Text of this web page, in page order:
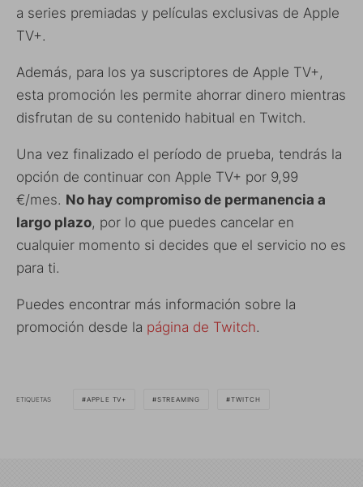
a series premiadas y películas exclusivas de Apple
TV+.
Además, para los ya suscriptores de Apple TV+,
esta promoción les permite ahorrar dinero mientras
disfrutan de su contenido habitual en Twitch.
Una vez finalizado el período de prueba, tendrás la
opción de continuar con Apple TV+ por 9,99
€/mes. No hay compromiso de permanencia a
largo plazo, por lo que puedes cancelar en
cualquier momento si decides que el servicio no es
para ti.
Puedes encontrar más información sobre la
promoción desde la página de Twitch.
ETIQUETAS APPLE TV+ STREAMING TWITCH